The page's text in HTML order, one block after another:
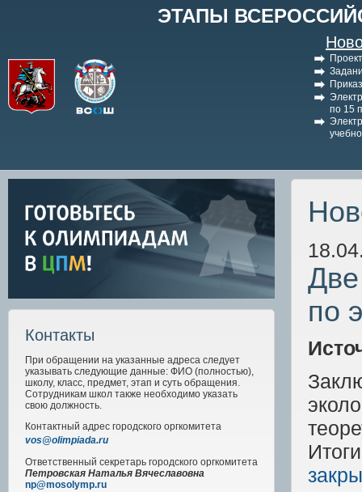
ЭТАПЫ
по 15
Контакты
При обращении на указанные адреса следует
указывать следующие данные: ФИО (полностью),
школу, класс, предмет, этап и суть обращения.
Сотрудникам школ также необходимо указать
свою должность.
Контактный адрес городского оргкомитета
vos@olimpiada.ru
Ответственный секретарь городского оргкомитета
Петровская Наталья Вячеславовна
np@mosolymp.ru
Две
по